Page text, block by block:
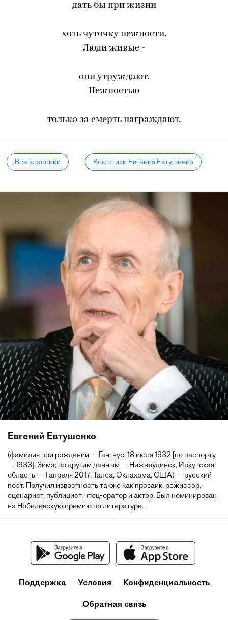
дать бы при жизни
хоть чуточку нежности.
Люди живые -
они утруждают.
Нежностью
только за смерть награждают.
Все классики Все стихи Евгения Евтушенко
Евгений Евтушенко
(фамилия при рождении — Гангнус, 18 июля 1932 [по паспорту
— 1933], Зима; по другим данным — Нижнеудинск, Иркутская
область — 1 апреля 2017, Талса, Оклахома, США) — русский
поэт. Получил известность также как прозаик, режиссёр,
сценарист, публицист, чтец-оратор и актёр. Был номинирован
на Нобелевскую премию по литературе.
Поддержка Условия Конфиденциальность
Обратная связь